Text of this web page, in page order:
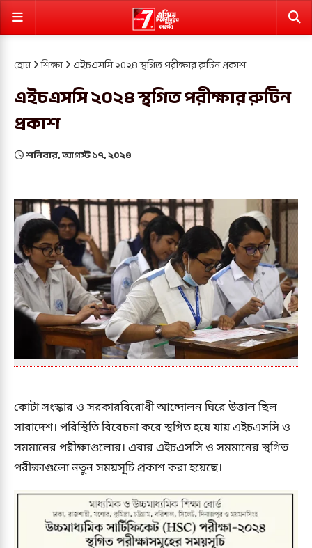
হোম শিক্ষা এইচএসসি ২০২৪ স্থগিত পরীক্ষার রুটিন প্রকাশ
এইচএসসি ২০২৪ স্থগিত পরীক্ষার রুটিন
প্রকাশ
শনিবার, আগস্ট ১৭, ২০২৪
কোটা সংস্কার ও সরকারবিরোধী আন্দোলন ঘিরে উত্তাল ছিল
সারাদেশ। পরিস্থিতি বিবেচনা করে স্থগিত হয়ে যায় এইচএসসি ও
সমমানের পরীক্ষাগুলোর। এবার এইচএসসি ও সমমানের স্থগিত
পরীক্ষাগুলো নতুন সময়সূচি প্রকাশ করা হয়েছে।